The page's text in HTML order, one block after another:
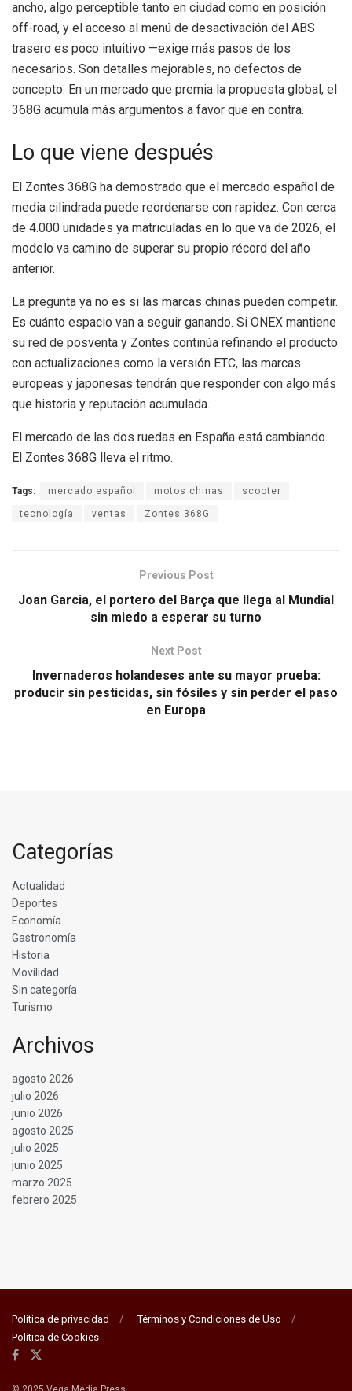
ancho, algo perceptible tanto en ciudad como en posición
off-road, y el acceso al menú de desactivación del ABS
trasero es poco intuitivo —exige más pasos de los
necesarios. Son detalles mejorables, no defectos de
concepto. En un mercado que premia la propuesta global, el
368G acumula más argumentos a favor que en contra.
Lo que viene después
El Zontes 368G ha demostrado que el mercado español de
media cilindrada puede reordenarse con rapidez. Con cerca
de 4.000 unidades ya matriculadas en lo que va de 2026, el
modelo va camino de superar su propio récord del año
anterior.
La pregunta ya no es si las marcas chinas pueden competir.
Es cuánto espacio van a seguir ganando. Si ONEX mantiene
su red de posventa y Zontes continúa refinando el producto
con actualizaciones como la versión ETC, las marcas
europeas y japonesas tendrán que responder con algo más
que historia y reputación acumulada.
El mercado de las dos ruedas en España está cambiando.
El Zontes 368G lleva el ritmo.
Tags: mercado español motos chinas scooter
tecnología ventas Zontes 368G
Previous Post
Joan Garcia, el portero del Barça que llega al Mundial
sin miedo a esperar su turno
Next Post
Invernaderos holandeses ante su mayor prueba:
producir sin pesticidas, sin fósiles y sin perder el paso
en Europa
Categorías
Actualidad
Deportes
Economía
Gastronomía
Historia
Movilidad
Sin categoría
Turismo
Archivos
agosto 2026
julio 2026
junio 2026
agosto 2025
julio 2025
junio 2025
marzo 2025
febrero 2025
Política de privacidad
Términos y Condiciones de Uso
Política de Cookies